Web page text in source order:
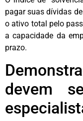
pagar suas dívidas
o ativo total pelo
a capacidade da
prazo.
devem